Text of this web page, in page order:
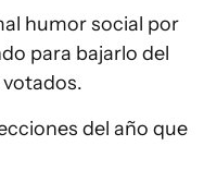
humor social por
para bajarlo del
del año que